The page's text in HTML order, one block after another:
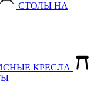
СТОЛЫ НА
КРЕСЛА